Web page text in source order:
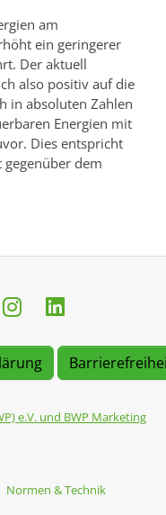
am
ein geringerer
Der aktuell
also positiv auf die
in absoluten Zahlen
Energien mit
Dies entspricht
gegenüber dem
e.V. und BWP Marketing
Normen & Technik